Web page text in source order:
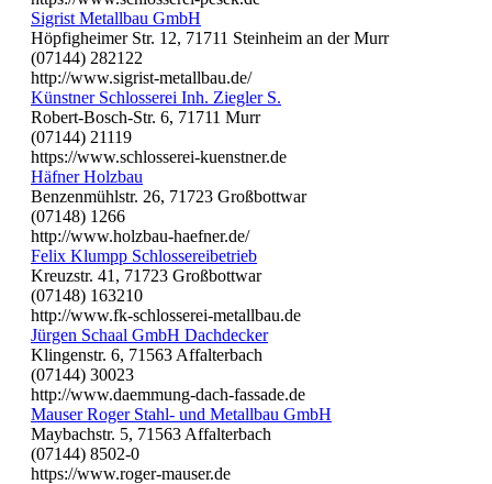
Sigrist Metallbau GmbH
Höpfigheimer Str. 12, 71711 Steinheim an der Murr
(07144) 282122
http://www.sigrist-metallbau.de/
Künstner Schlosserei Inh. Ziegler S.
Robert-Bosch-Str. 6, 71711 Murr
(07144) 21119
https://www.schlosserei-kuenstner.de
Häfner Holzbau
Benzenmühlstr. 26, 71723 Großbottwar
(07148) 1266
http://www.holzbau-haefner.de/
Felix Klumpp Schlossereibetrieb
Kreuzstr. 41, 71723 Großbottwar
(07148) 163210
http://www.fk-schlosserei-metallbau.de
Jürgen Schaal GmbH Dachdecker
Klingenstr. 6, 71563 Affalterbach
(07144) 30023
http://www.daemmung-dach-fassade.de
Mauser Roger Stahl- und Metallbau GmbH
Maybachstr. 5, 71563 Affalterbach
(07144) 8502-0
https://www.roger-mauser.de